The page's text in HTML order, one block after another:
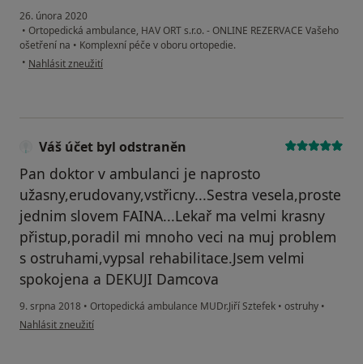
26. února 2020
• Ortopedická ambulance, HAV ORT s.r.o. - ONLINE REZERVACE Vašeho
ošetření na • Komplexní péče v oboru ortopedie.
• podle názoru uživatele Darina
Nahlásit zneužití
Váš účet byl odstraněn
Pan doktor v ambulanci je naprosto
užasny,erudovany,vstřicny...Sestra vesela,proste
jednim slovem FAINA...Lekař ma velmi krasny
přistup,poradil mi mnoho veci na muj problem
s ostruhami,vypsal rehabilitace.Jsem velmi
spokojena a DEKUJI Damcova
9. srpna 2018 • Ortopedická ambulance MUDr.Jiří Sztefek • ostruhy •
podle názoru uživatele Váš účet byl odstraněn
Nahlásit zneužití